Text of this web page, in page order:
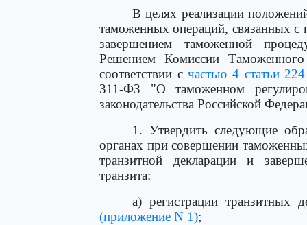
В целях реализации
таможенных операций, связанных с
завершением таможенной
Решением Комиссии
соответствии счастью 4 статьи 224
311-ФЗ "О таможенном
законодательства Российской
1. Утвердить следующие
органах при совершении
транзитной декларации и
транзита:
а) регистрации транзитных
(приложение N 1);